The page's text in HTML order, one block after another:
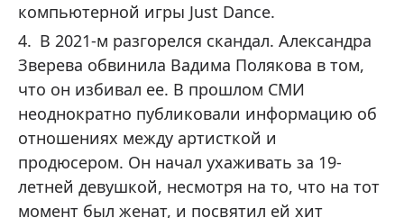
компьютерной игры Just Dance.
В 2021-м разгорелся скандал. Александра
Зверева обвинила Вадима Полякова в том,
что он избивал ее. В прошлом СМИ
неоднократно публиковали информацию об
отношениях между артисткой и
продюсером. Он начал ухаживать за 19-
летней девушкой, несмотря на то, что на тот
момент был женат, и посвятил ей хит